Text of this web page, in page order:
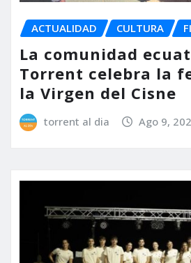
ACTUALIDAD CULTURA
La comunidad
Torrent celebra la
la Virgen del Cisne
torrent al dia Ago 9,